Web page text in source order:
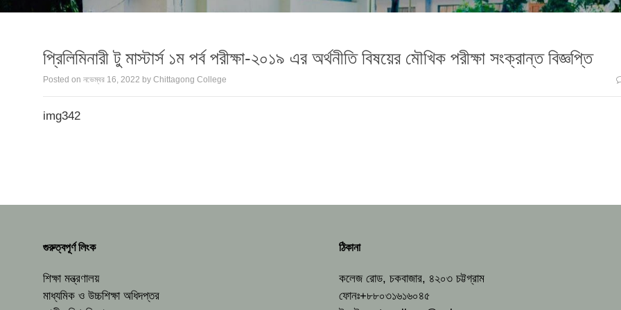
প্রিলিমিনারী টু মাস্টার্স ১ম পর্ব পরীক্ষা-২০১৯ এর অর্থনীতি বিষয়ের মৌখিক পরীক্ষা সংক্রান্ত বিজ্ঞপ্তি
Posted on নভেম্বর 16, 2022 by Chittagong College
img342
গুরুত্বপূর্ণ লিংক
শিক্ষা মন্ত্রণালয়
মাধ্যমিক ও উচ্চশিক্ষা অধিদপ্তর
ঠিকানা
কলেজ রোড, চকবাজার, ৪২০৩ চট্টগ্রাম
ফোনঃ+৮৮০৩১৬১৬০৪৫